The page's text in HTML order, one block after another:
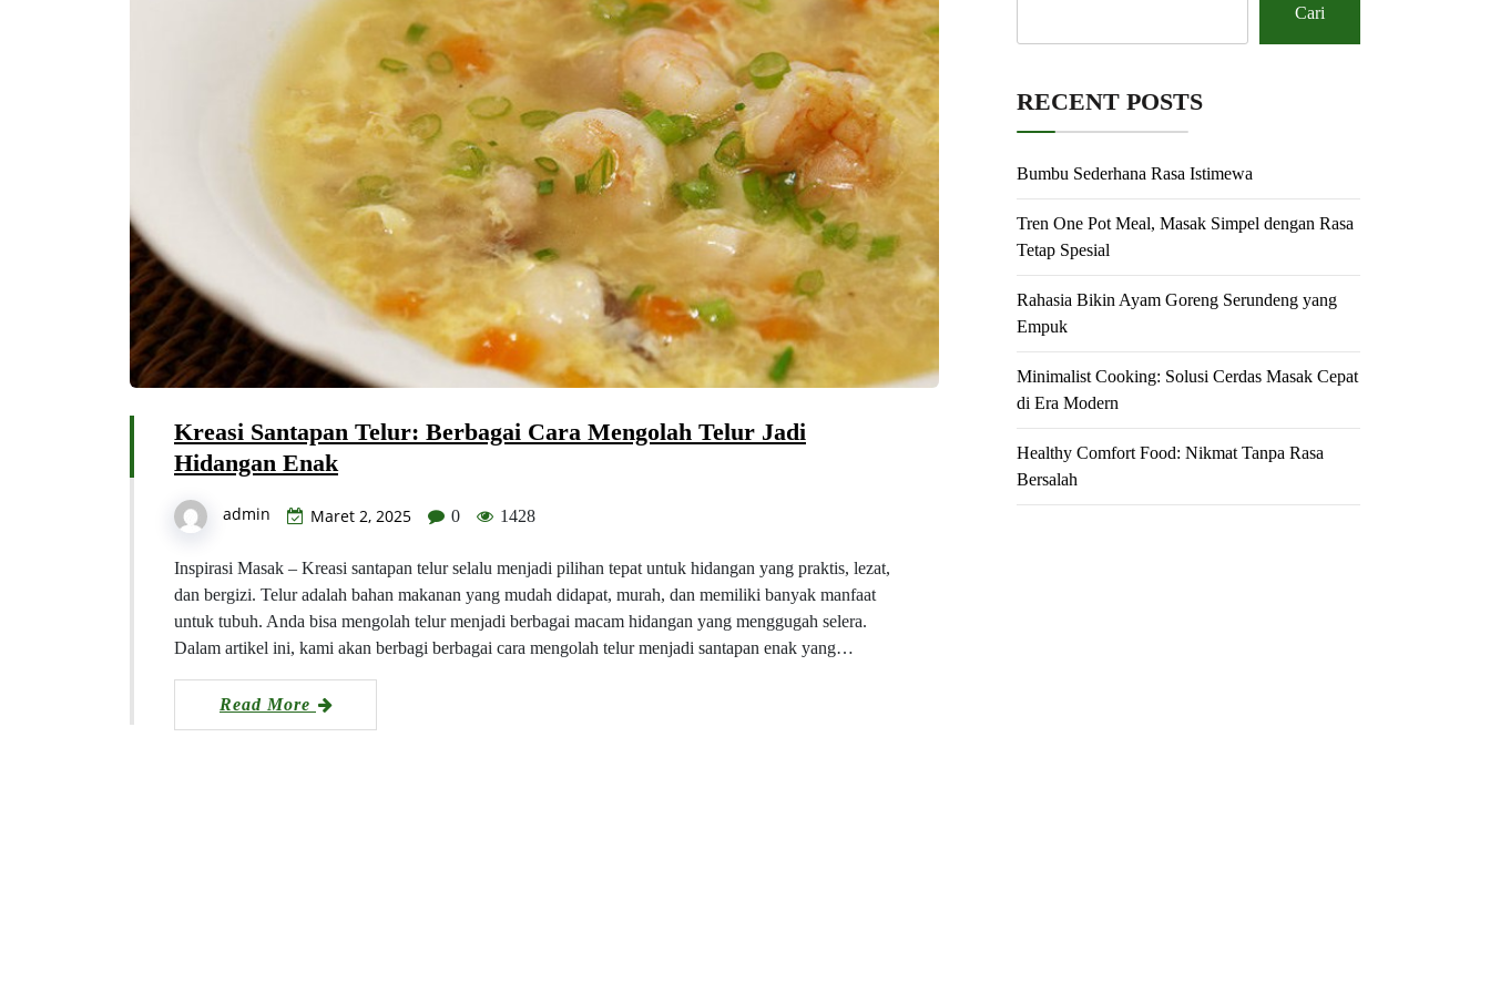
Kreasi Santapan Telur: Berbagai Cara Mengolah Telur Jadi
Hidangan Enak
admin Maret 2, 2025 0 1428
Inspirasi Masak – Kreasi santapan telur selalu menjadi pilihan tepat untuk hidangan yang praktis, lezat,
dan bergizi. Telur adalah bahan makanan yang mudah didapat, murah, dan memiliki banyak manfaat
untuk tubuh. Anda bisa mengolah telur menjadi berbagai macam hidangan yang menggugah selera.
Dalam artikel ini, kami akan berbagi berbagai cara mengolah telur menjadi santapan enak yang…
Read More
Cari
RECENT POSTS
Bumbu Sederhana Rasa Istimewa
Tren One Pot Meal, Masak Simpel dengan Rasa
Tetap Spesial
Rahasia Bikin Ayam Goreng Serundeng yang
Empuk
Minimalist Cooking: Solusi Cerdas Masak Cepat
di Era Modern
Healthy Comfort Food: Nikmat Tanpa Rasa
Bersalah